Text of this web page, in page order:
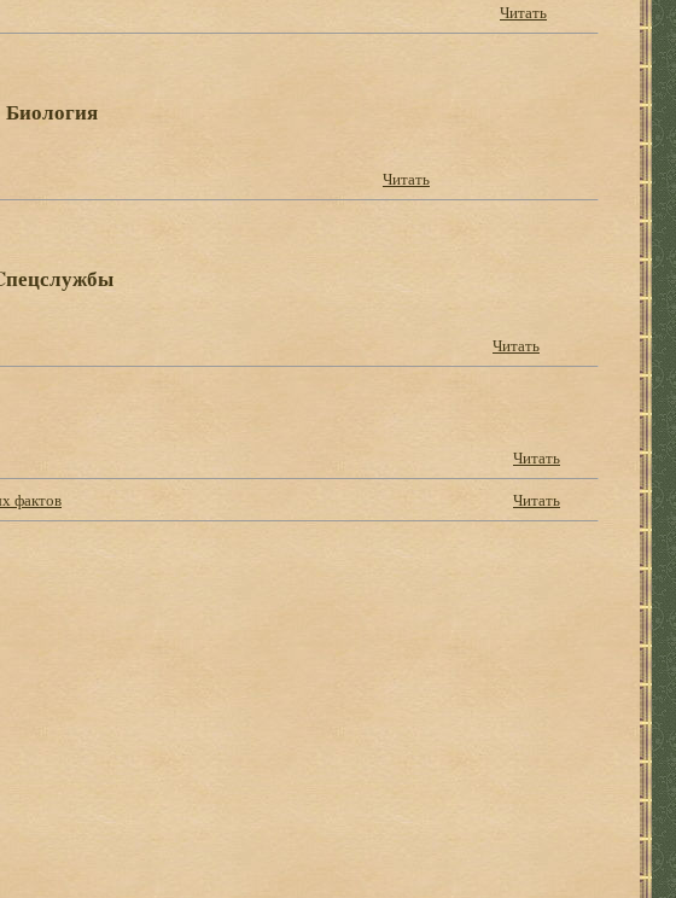
Читать
Биология
Читать
Читать
Читать
фактов
Читать